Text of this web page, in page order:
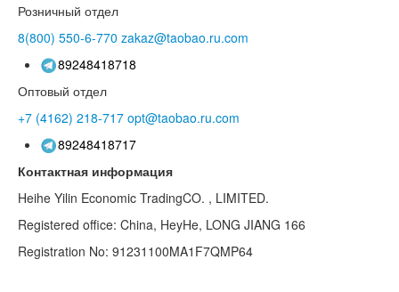
Розничный отдел
8(800) 550-6-770 zakaz@taobao.ru.com
89248418718
Оптовый отдел
+7 (4162) 218-717 opt@taobao.ru.com
89248418717
Контактная информация
Heihe Yilin Economic TradingCO. , LIMITED.
Registered office: China, HeyHe, LONG JIANG 166
Registration No: 91231100MA1F7QMP64